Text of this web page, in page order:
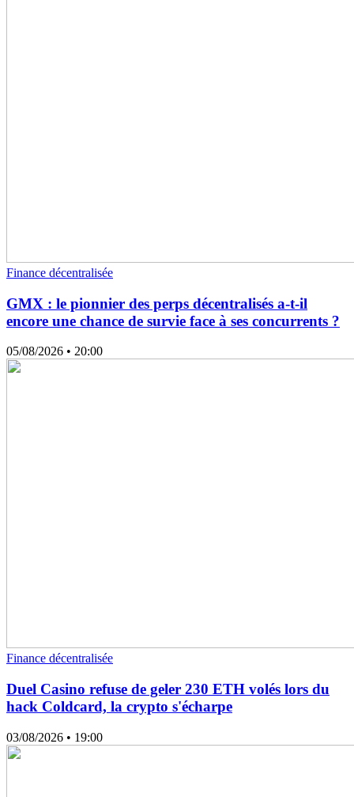
Finance décentralisée
GMX : le pionnier des perps décentralisés a-t-il
encore une chance de survie face à ses concurrents ?
05/08/2026 • 20:00
Finance décentralisée
Duel Casino refuse de geler 230 ETH volés lors du
hack Coldcard, la crypto s'écharpe
03/08/2026 • 19:00